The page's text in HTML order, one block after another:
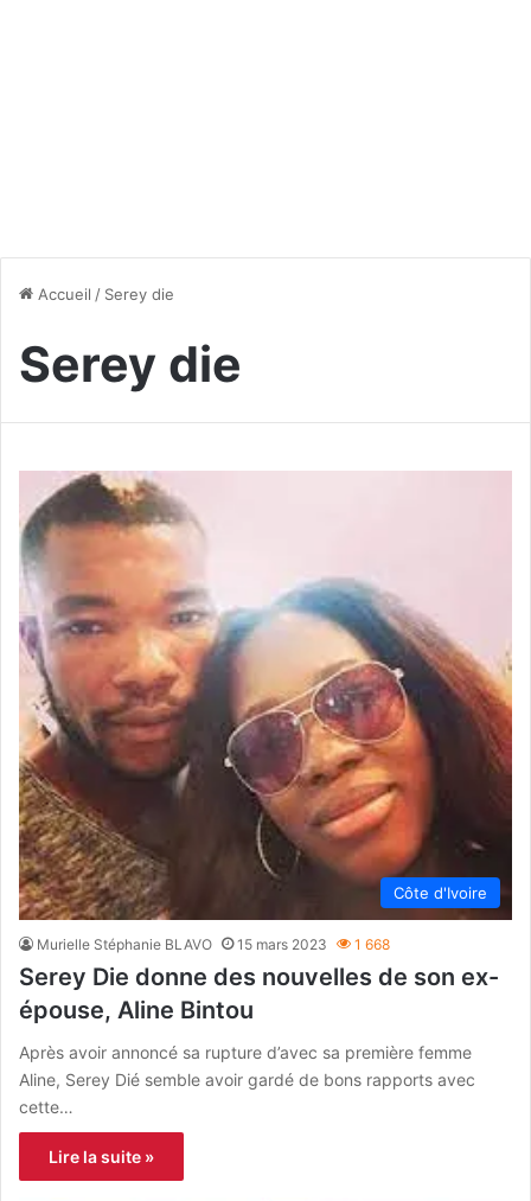
Accueil / Serey die
Serey die
Côte d'Ivoire
Murielle Stéphanie BLAVO 15 mars 2023 1 668
Serey Die donne des nouvelles de son ex-
épouse, Aline Bintou
Après avoir annoncé sa rupture d’avec sa première femme
Aline, Serey Dié semble avoir gardé de bons rapports avec
cette…
Lire la suite »